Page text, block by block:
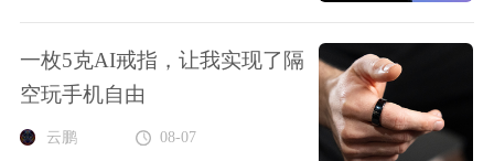
一枚5克AI戒指，让我实现了隔
空玩手机自由
云鹏 08-07